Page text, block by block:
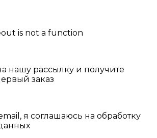
is not a function
нашу рассылку и получите
заказ
я соглашаюсь на обработку